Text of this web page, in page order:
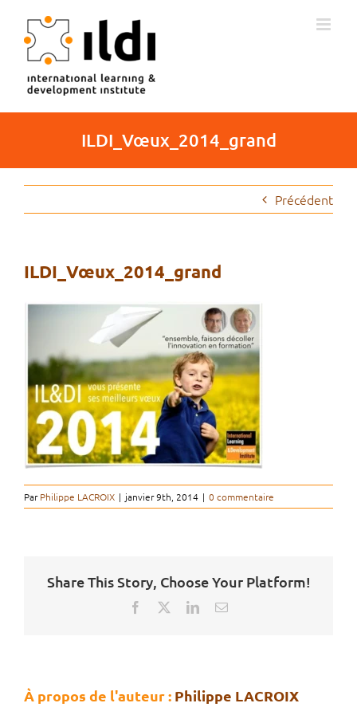
contenu
ILDI_Vœux_2014_grand
Précédent
ILDI_Vœux_2014_grand
ParPhilippe LACROIX | janvier 9th, 2014 | 0 commentaire
Share This Story, Choose Your Platform!
Facebook LinkedInEmail
À propos de l'auteur : Philippe LACROIX